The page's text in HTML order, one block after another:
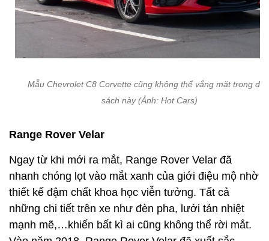
Mẫu Chevrolet C8 Corvette cũng không thể vắng mặt trong
sách này (Ảnh: Hot Cars)
Range Rover Velar
Ngay từ khi mới ra mắt, Range Rover Velar đã
nhanh chóng lọt vào mắt xanh của giới điệu mộ nhờ
thiết kế đậm chất khoa học viễn tưởng. Tất cả
những chi tiết trên xe như đèn pha, lưới tản nhiệt
mạnh mẽ,…khiến bất kì ai cũng không thể rời mắt.